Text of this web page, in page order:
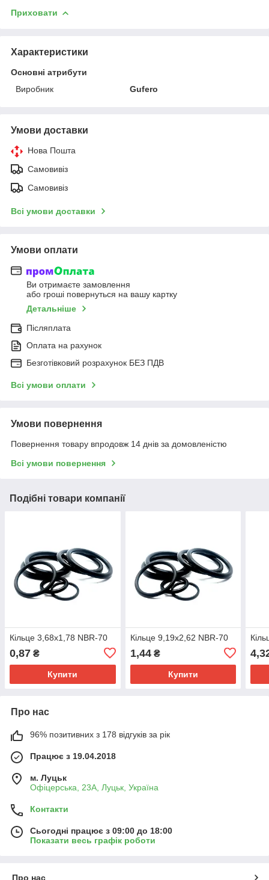
Приховати
Характеристики
Основні атрибути
Виробник
Gufero
Умови доставки
Нова Пошта
Самовивіз
Самовивіз
Всі умови доставки
Умови оплати
Ви отримаєте замовлення
або гроші повернуться на вашу картку
Детальніше
Післяплата
Оплата на рахунок
Безготівковий розрахунок БЕЗ ПДВ
Всі умови оплати
Умови повернення
Повернення товару впродовж 14 днів за домовленістю
Всі умови повернення
Подібні товари компанії
Кільце 3,68х1,78 NBR-70
0,87 ₴
Купити
Кільце 9,19х2,62 NBR-70
1,44₴
Купити
Про нас
96% позитивних з 178 відгуків за рік
Працює з 19.04.2018
м. Луцьк
Офіцерська, 23А, Луцьк, Україна
Контакти
Сьогодні працює з 09:00 до 18:00
Показати весь графік роботи
Про нас